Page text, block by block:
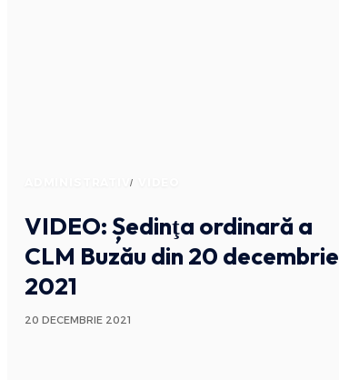
ADMINISTRATIV
VIDEO: Ședinţa ordinară a
CLM Buzău din 20 decembrie
2021
20 DECEMBRIE 2021